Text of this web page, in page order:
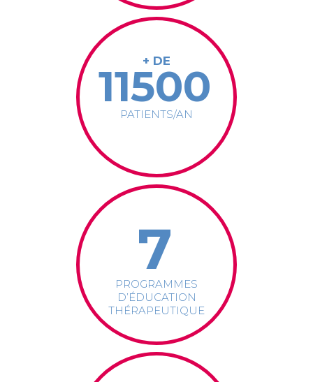
+ DE
11500
PATIENTS/AN
7
PROGRAMMES
D’ÉDUCATION
THÉRAPEUTIQUE